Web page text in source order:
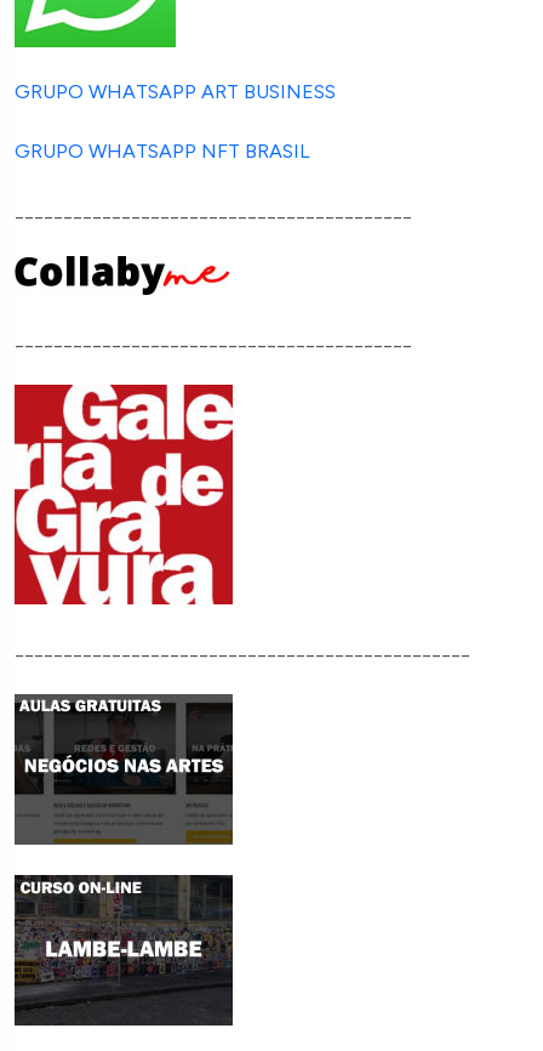
GRUPO WHATSAPP ART BUSINESS
GRUPO WHATSAPP NFT BRASIL